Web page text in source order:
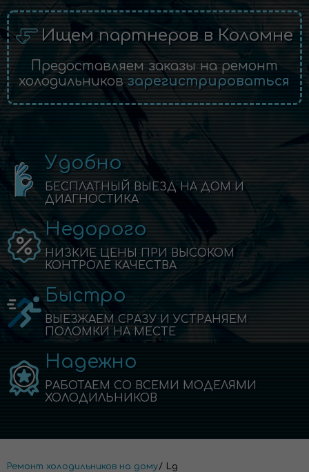
Ищем партнеров в Коломне
Предоставляем заказы на ремонт
холодильниковзарегистрироваться
Удобно
БЕСПЛАТНЫЙ ВЫЕЗД НА ДОМ И
ДИАГНОСТИКА
Недорого
НИЗКИЕ ЦЕНЫ ПРИ ВЫСОКОМ
КОНТРОЛЕ КАЧЕСТВА
Быстро
ВЫЕЗЖАЕМ СРАЗУ И УСТРАНЯЕМ
ПОЛОМКИ НА МЕСТЕ
Надежно
РАБОТАЕМ СО ВСЕМИ МОДЕЛЯМИ
ХОЛОДИЛЬНИКОВ
Ремонт холодильников на дому Lg